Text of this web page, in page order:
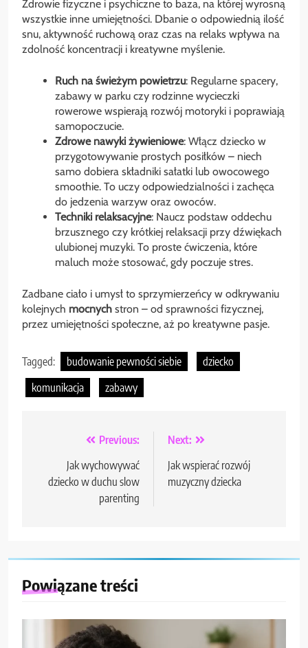
Zdrowie fizyczne i psychiczne to baza, na której wyrosną
wszystkie inne umiejętności. Dbanie o odpowiednią ilość
snu, aktywność ruchową oraz czas na relaks wpływa na
zdolność koncentracji i kreatywne myślenie.
Ruch na świeżym powietrzu: Regularne spacery,
zabawy w parku czy rodzinne wycieczki
rowerowe wspierają rozwój motoryki i poprawiają
samopoczucie.
Zdrowe nawyki żywieniowe: Włącz dziecko w
przygotowywanie prostych posiłków – niech
samo dobiera składniki sałatki lub owocowego
smoothie. To uczy odpowiedzialności i zachęca
do jedzenia warzyw oraz owoców.
Techniki relaksacyjne: Naucz podstaw oddechu
brzusznego czy krótkiej relaksacji przy dźwiękach
ulubionej muzyki. To proste ćwiczenia, które
maluch może stosować, gdy poczuje stres.
Zadbane ciało i umysł to sprzymierzeńcy w odkrywaniu
kolejnych mocnych stron – od sprawności fizycznej,
przez umiejętności społeczne, aż po kreatywne pasje.
Tagged: budowanie pewności siebie
dziecko
komunikacja
zabawy
Nawigacja
wpisu
Previous:
Jak wychowywać
dziecko w duchu slow
parenting
Next:
Jak wspierać rozwój
muzyczny dziecka
Powiązane treści